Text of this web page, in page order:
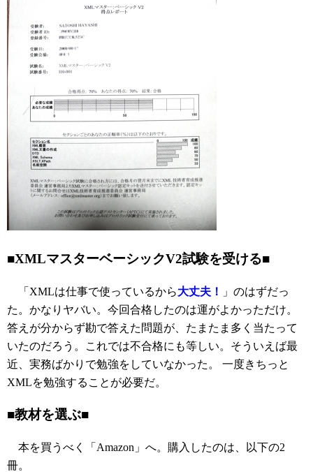
■XMLマスターベーシックV2試験を受ける■
「XMLは仕事で使っているから大丈夫！
」のはずだっ
た。かなりヤバい。今回合格したのは運がよかっただけ。
答えが分からず勘で答えた問題が、たまたま多く当たって
いたのだろう。これでは不合格にも等しい。そういえば最
近、実務ばかりで勉強をしていなかった。 一度きちっと
XMLを勉強することが必要だ。
■教材を選ぶ■
本を買うべく「Amazon」へ。購入したのは、以下の2
冊。